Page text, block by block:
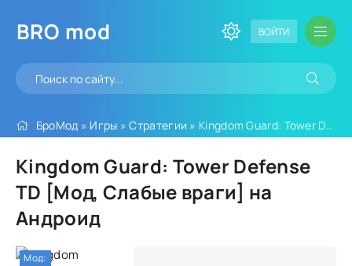
BRO mod ВОЙТИ
БроМод » Игры »Стратегии » Kingdom Guard: Tower Defense TD [Мод, Слабые враги]
Kingdom Guard: Tower Defense
TD [Мод, Слабые враги] на
Андроид
Мод: